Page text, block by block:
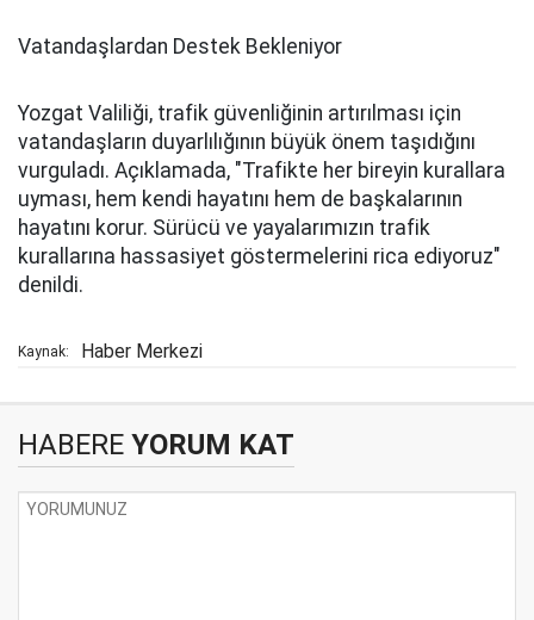
Vatandaşlardan Destek Bekleniyor
Yozgat Valiliği, trafik güvenliğinin artırılması için
vatandaşların duyarlılığının büyük önem taşıdığını
vurguladı. Açıklamada, "Trafikte her bireyin kurallara
uyması, hem kendi hayatını hem de başkalarının
hayatını korur. Sürücü ve yayalarımızın trafik
kurallarına hassasiyet göstermelerini rica ediyoruz"
denildi.
Kaynak: Haber Merkezi
HABERE YORUM KAT